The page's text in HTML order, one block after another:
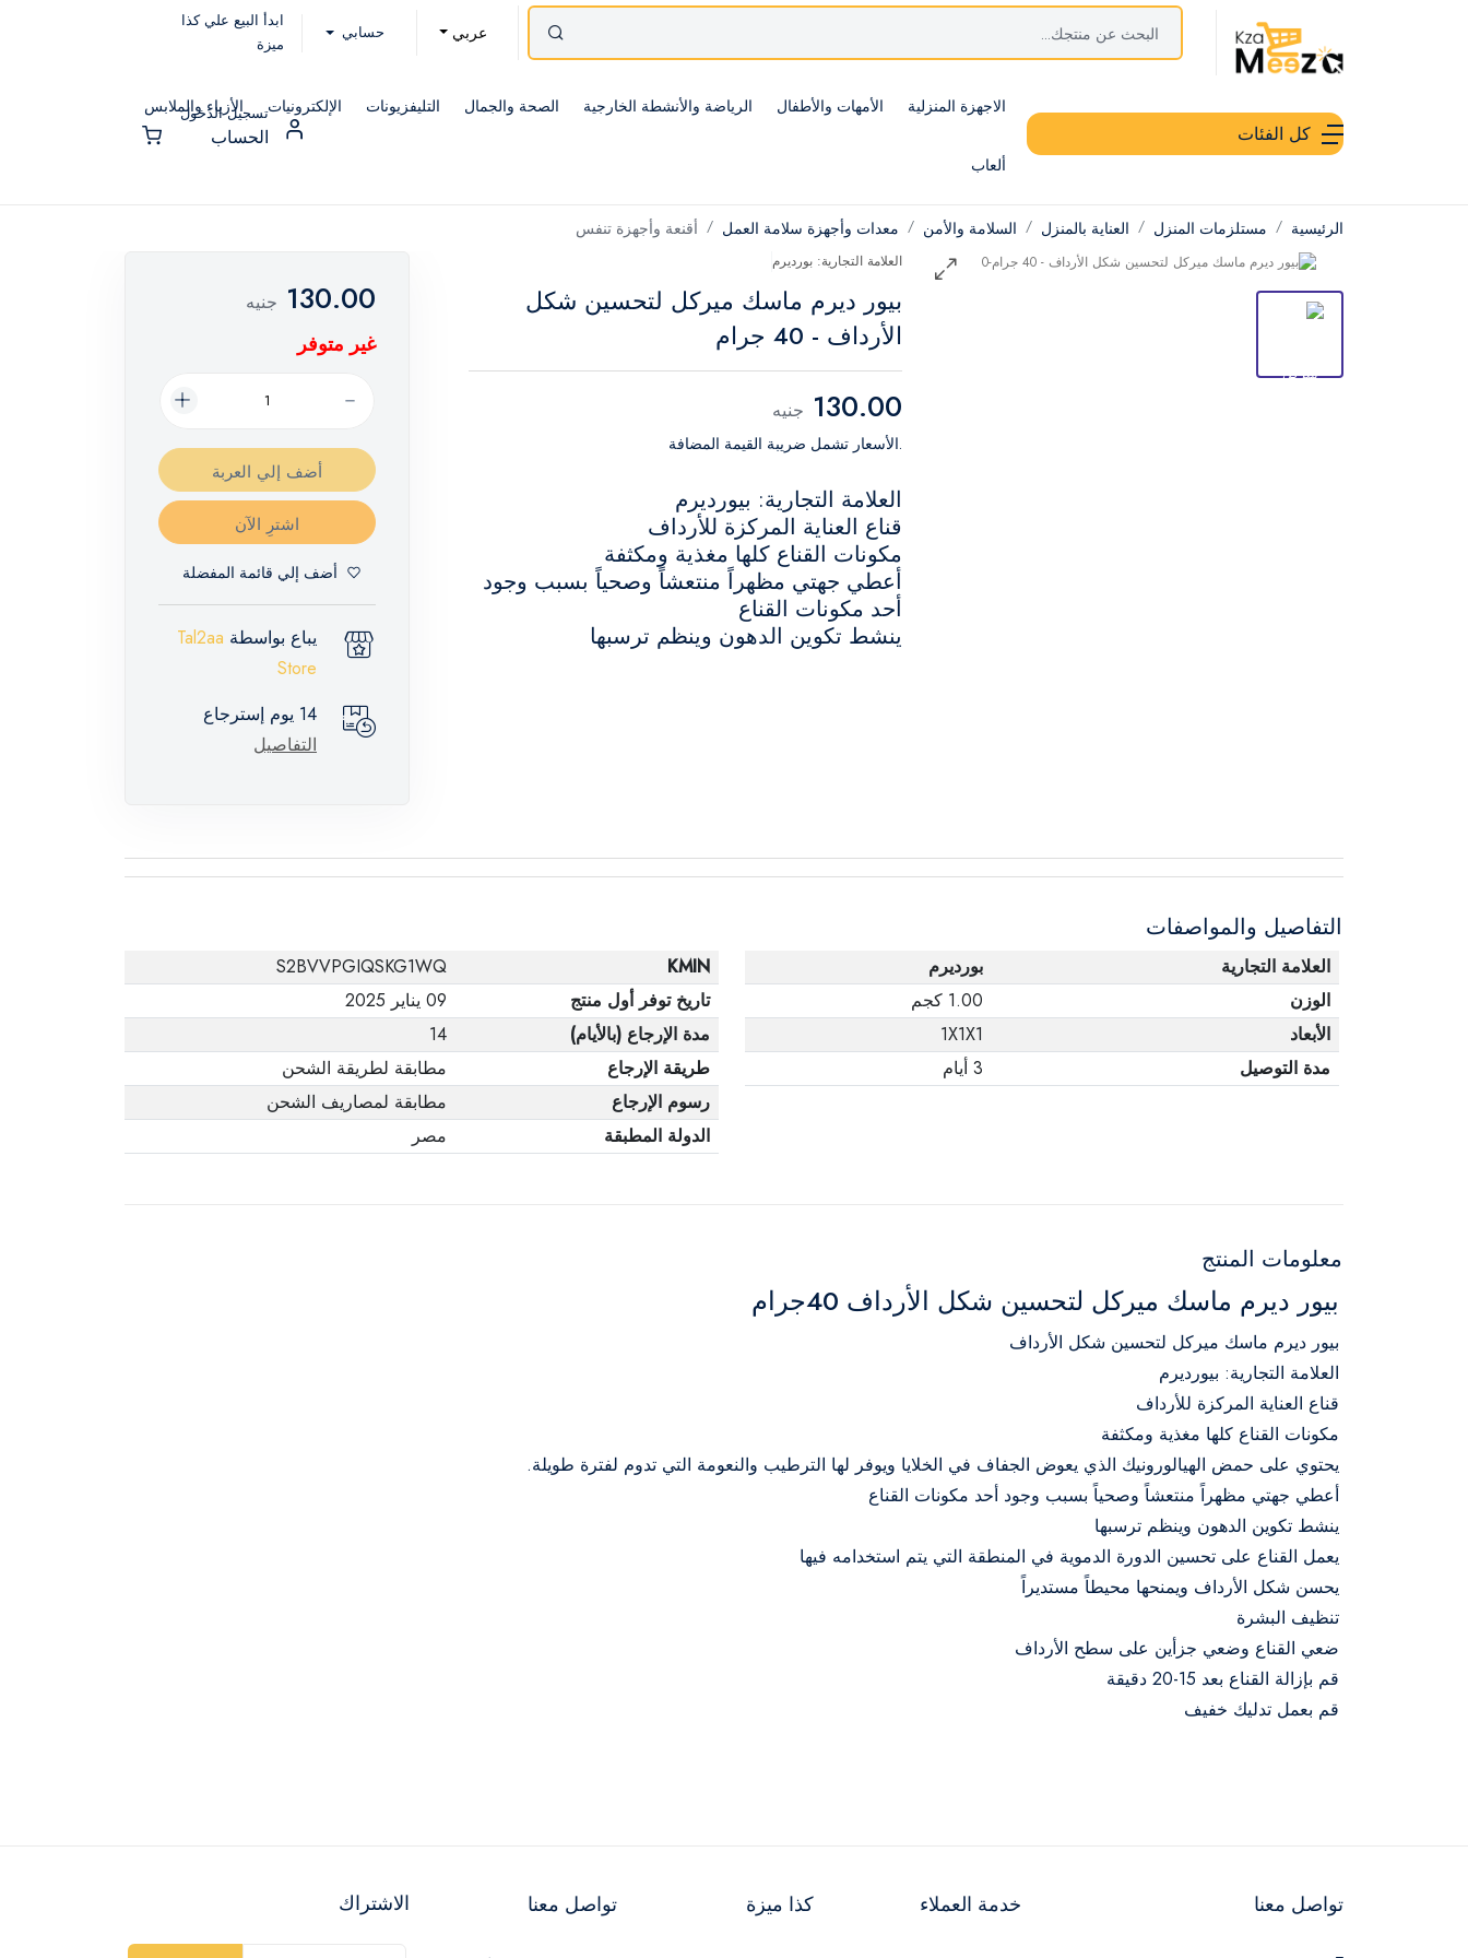
عربي حسابي
ابدأ البيع علي كذا
ميزة
كل الفئات
الاجهزة المنزلية الأمهات والأطفال الرياضة والأنشطة الخارجية الصحة والجمال التليفزيونات الإلكترونيات الأزياء والملابس
ألعاب
تسجيل الدخول
الحساب
الرئيسية مستلزمات المنزل العناية بالمنزل السلامة والأمن معدات وأجهزة سلامة العمل أقنعة وأجهزة تنفس
العلامة التجارية: بورديرم
بيور ديرم ماسك ميركل لتحسين شكل
الأرداف - 40 جرام
130.00 جنيه
.الأسعار تشمل ضريبة القيمة المضافة
العلامة التجارية: بيورديرم
قناع العناية المركزة للأرداف
مكونات القناع كلها مغذية ومكثفة
أعطي جهتي مظهراً منتعشاً وصحياً بسبب وجود
أحد مكونات القناع
ينشط تكوين الدهون وينظم ترسبها
130.00 جنيه
غير متوفر
أضف إلي العربة
اشترِ الآن
أضف إلي قائمة المفضلة
يباع بواسطة Tal2aa
Store
14 يوم إسترجاع
التفاصيل
التفاصيل والمواصفات
العلامة التجارية
بورديرم
الوزن
1.00 كجم
الأبعاد
1X1X1
مدة التوصيل
3 أيام
KMIN
S2BVVPGIQSKG1WQ
تاريخ توفر أول منتج
09 يناير 2025
مدة الإرجاع (بالأيام)
14
طريقة الإرجاع
مطابقة لطريقة الشحن
رسوم الإرجاع
مطابقة لمصاريف الشحن
الدولة المطبقة
مصر
معلومات المنتج
بيور ديرم ماسك ميركل لتحسين شكل الأرداف 40جرام
بيور ديرم ماسك ميركل لتحسين شكل الأرداف
العلامة التجارية: بيورديرم
قناع العناية المركزة للأرداف
مكونات القناع كلها مغذية ومكثفة
يحتوي على حمض الهيالورونيك الذي يعوض الجفاف في الخلايا ويوفر لها الترطيب والنعومة التي تدوم لفترة طويلة.
أعطي جهتي مظهراً منتعشاً وصحياً بسبب وجود أحد مكونات القناع
ينشط تكوين الدهون وينظم ترسبها
يعمل القناع على تحسين الدورة الدموية في المنطقة التي يتم استخدامه فيها
يحسن شكل الأرداف ويمنحها محيطاً مستديراً
تنظيف البشرة
ضعي القناع وضعي جزأين على سطح الأرداف
قم بإزالة القناع بعد 15-20 دقيقة
قم بعمل تدليك خفيف
تواصل معنا خدمة العملاء كذا ميزة تواصل معنا الاشتراك